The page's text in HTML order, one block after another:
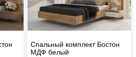
Спальный комплект Бостон
МДФ белый